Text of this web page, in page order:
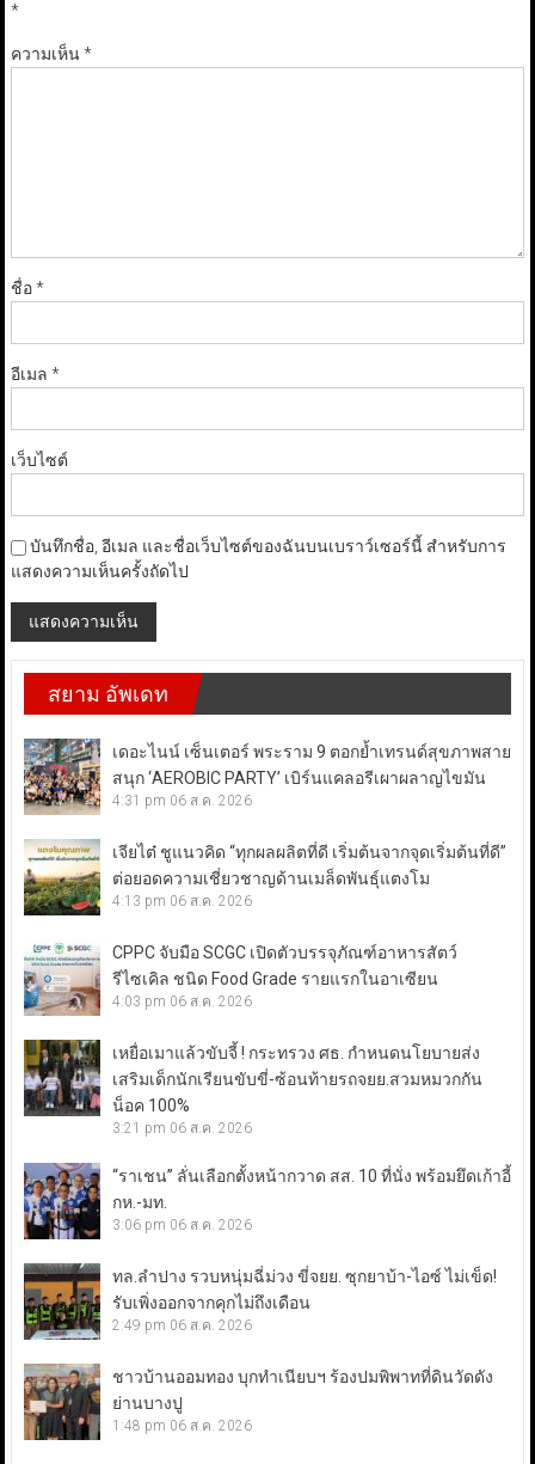
*
ความเห็น*
ชื่อ*
อีเมล *
เว็บไซต์
บันทึกชื่อ, อีเมล และชื่อเว็บไซต์ของฉันบนเบราว์เซอร์นี้ สำหรับการ
แสดงความเห็นครั้งถัดไป
สยาม อัพเดท
เดอะไนน์ เซ็นเตอร์ พระราม 9 ตอกย้ำเทรนด์สุขภาพสาย
สนุก ‘AEROBIC PARTY’ เบิร์นแคลอรีเผาผลาญไขมัน
4:31 pm 06 ส.ค. 2026
เจียไต๋ ชูแนวคิด “ทุกผลผลิตที่ดี เริ่มต้นจากจุดเริ่มต้นที่ดี”
ต่อยอดความเชี่ยวชาญด้านเมล็ดพันธุ์แตงโม
4:13 pm 06 ส.ค. 2026
CPPC จับมือ SCGC เปิดตัวบรรจุภัณฑ์อาหารสัตว์
รีไซเคิล ชนิด Food Grade รายแรกในอาเซียน
4:03 pm 06 ส.ค. 2026
เหยื่อเมาแล้วขับจี้ ! กระทรวง ศธ. กำหนดนโยบายส่ง
เสริมเด็กนักเรียนขับขี่-ซ้อนท้ายรถจยย.สวมหมวกกัน
น็อค 100%
3:21 pm 06 ส.ค. 2026
“ราเชน” ลั่นเลือกตั้งหน้ากวาด สส. 10 ที่นั่ง พร้อมยึดเก้าอี้
กห.-มท.
3:06 pm 06 ส.ค. 2026
ทล.ลำปาง รวบหนุ่มฉี่ม่วง ขี่จยย. ซุกยาบ้า-ไอซ์ ไม่เข็ด!
รับเพิ่งออกจากคุกไม่ถึงเดือน
2:49 pm 06 ส.ค. 2026
ชาวบ้านออมทอง บุกทำเนียบฯ ร้องปมพิพาทที่ดินวัดดัง
ย่านบางปู
1:48 pm 06 ส.ค. 2026